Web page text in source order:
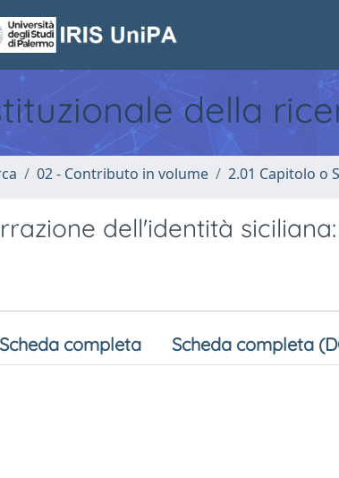
della
02 - Contributo in volume 2.01 Capitolo o
dell'identità
Scheda completa Scheda completa